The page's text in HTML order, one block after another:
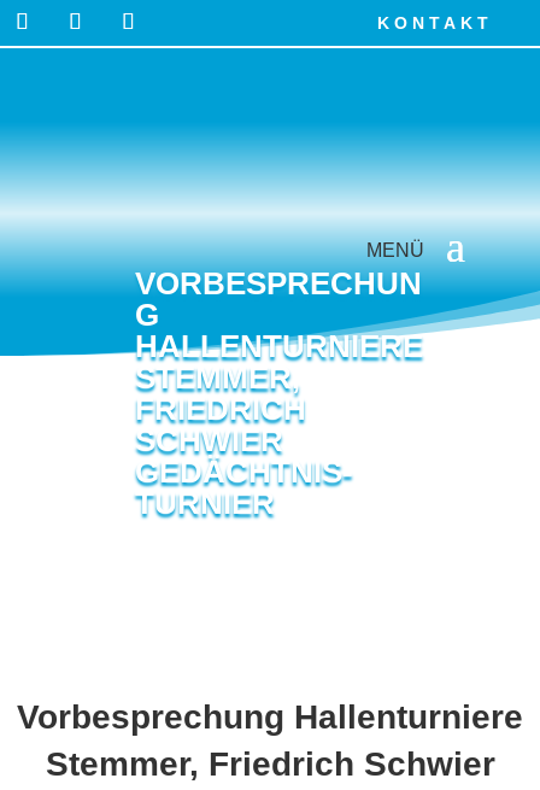
KONTAKT
VORBESPRECHUN
G
HALLENTURNIERE
STEMMER,
FRIEDRICH
SCHWIER
GEDÄCHTNIS-
TURNIER
Vorbesprechung Hallenturniere
Stemmer, Friedrich Schwier